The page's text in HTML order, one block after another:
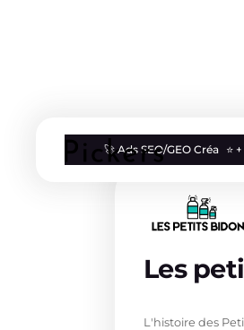
🚀 Ads SEO/GEO Créa ⭐
Les
L'histoire des